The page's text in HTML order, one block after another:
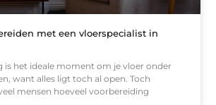
met een vloerspecialist in
is het ideale moment om je vloer onder
want alles ligt toch al open. Toch
mensen hoeveel voorbereiding